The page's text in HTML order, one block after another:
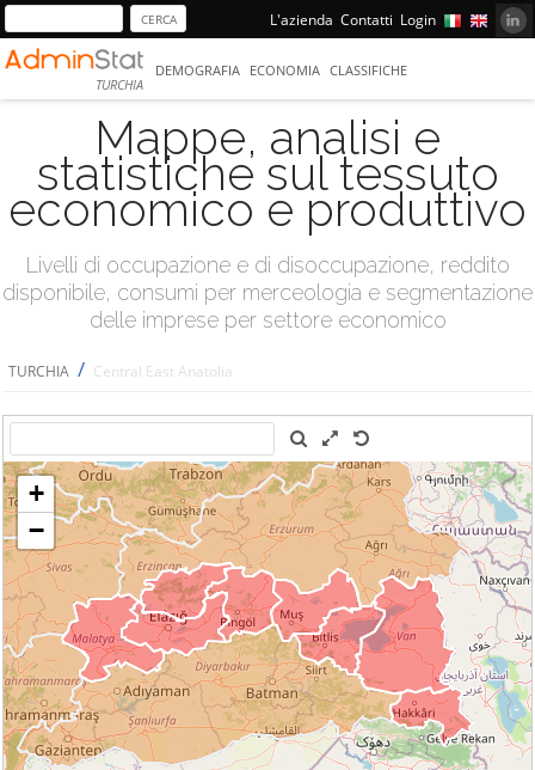
L'azienda Contatti Login
TURCHIA
DEMOGRAFIA ECONOMIA CLASSIFICHE
Mappe, analisi e
statistiche sul tessuto
economico e produttivo
Livelli di occupazione e di disoccupazione, reddito
disponibile, consumi per merceologia e segmentazione
delle imprese per settore economico
TURCHIA / Central East Anatolia